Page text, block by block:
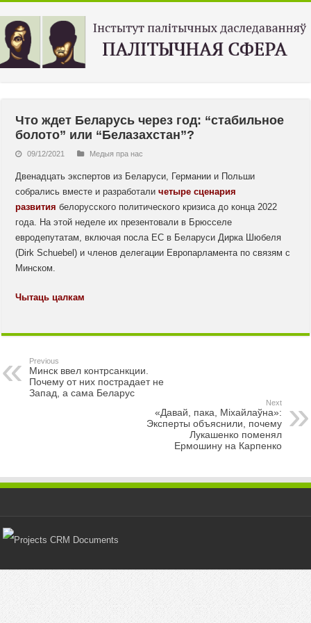
Что ждет Беларусь через год: “стабильное
болото” или “Белазахстан”?
09/12/2021 Медыя пра нас
Двенадцать экспертов из Беларуси, Германии и Польши
собрались вместе и разработаличетыре сценария
развития белорусского политического кризиса до конца 2022
года. На этой неделе их презентовали в Брюсселе
евродепутатам, включая посла ЕС в Беларуси Дирка Шюбеля
(Dirk Schuebel) и членов делегации Европарламента по связям с
Минском.
Чытаць цалкам
Previous
Минск ввел контрсанкции.
Почему от них пострадает не
Запад, а сама Беларус
Next
«Давай, пака, Міхайлаўна»:
Эксперты объяснили, почему
Лукашенко поменял
Ермошину на Карпенко